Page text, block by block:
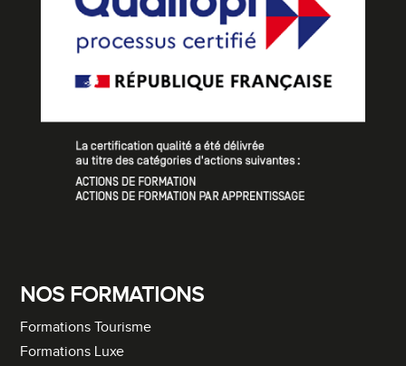
NOS FORMATIONS
Formations Tourisme
Formations Luxe